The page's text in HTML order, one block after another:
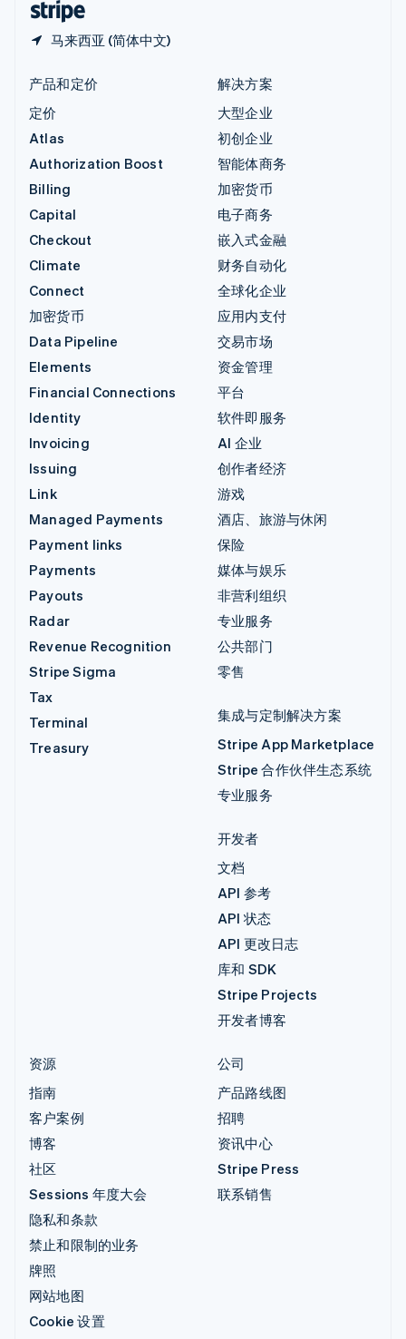
马来西亚 (简体中文)
产品和定价
定价
Atlas
Authorization Boost
Billing
Capital
Checkout
Climate
Connect
加密货币
Data Pipeline
Elements
Financial Connections
Identity
Invoicing
Issuing
Link
Managed Payments
Payment links
Payments
Payouts
Radar
Revenue Recognition
Stripe Sigma
Tax
Terminal
Treasury
解决方案
大型企业
初创企业
智能体商务
加密货币
电子商务
嵌入式金融
财务自动化
全球化企业
应用内支付
交易市场
资金管理
平台
软件即服务
AI 企业
创作者经济
游戏
酒店、旅游与休闲
保险
媒体与娱乐
非营利组织
专业服务
公共部门
零售
集成与定制解决方案
Stripe App Marketplace
Stripe 合作伙伴生态系统
专业服务
开发者
文档
API 参考
API 状态
API 更改日志
库和 SDK
Stripe Projects
开发者博客
资源
指南
客户案例
博客
社区
Sessions 年度大会
隐私和条款
禁止和限制的业务
牌照
网站地图
Cookie 设置
公司
产品路线图
招聘
资讯中心
Stripe Press
联系销售